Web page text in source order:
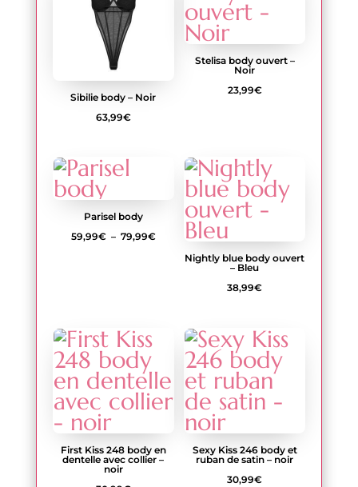
Sibilie body – Noir
63,99€
Stelisa body ouvert –
Noir
23,99€
Parisel body
59,99€ – 79,99€Plage
79,99€
Nightly blue body ouvert
– Bleu
38,99€
First Kiss 248 body en
dentelle avec collier –
noir
Sexy Kiss 246 body et
ruban de satin – noir
30,99€